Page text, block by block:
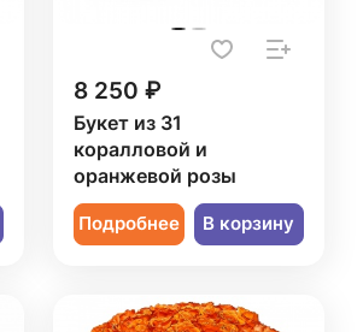
8 250 ₽
Букет из 31
коралловой и
оранжевой розы
Подробнее В корзину